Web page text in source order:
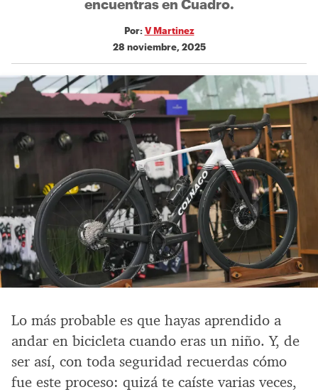
encuentras en Cuadro.
Por: V Martinez
28 noviembre, 2025
Lo más probable es que hayas aprendido a
andar en bicicleta cuando eras un niño. Y, de
ser así, con toda seguridad recuerdas cómo
fue este proceso: quizá te caíste varias veces,